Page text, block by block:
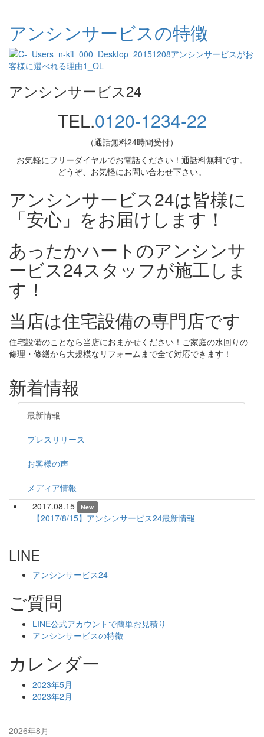
アンシンサービスの特徴
アンシンサービス24
TEL.0120-1234-22
（通話無料24時間受付）
お気軽にフリーダイヤルでお電話ください！通話料無料です。
どうぞ、お気軽にお問い合わせ下さい。
アンシンサービス24は皆様に
「安心」をお届けします！
あったかハートのアンシンサ
ービス24スタッフが施工しま
す！
当店は住宅設備の専門店です
住宅設備のことなら当店におまかせください！ご家庭の水回りの
修理・修繕から大規模なリフォームまで全て対応できます！
新着情報
最新情報
プレスリリース
お客様の声
メディア情報
2017.08.15
New
【2017/8/15】アンシンサービス24最新情報
LINE
アンシンサービス24
ご質問
LINE公式アカウントで簡単お見積り
アンシンサービスの特徴
カレンダー
2023年5月
2023年2月
2026年8月